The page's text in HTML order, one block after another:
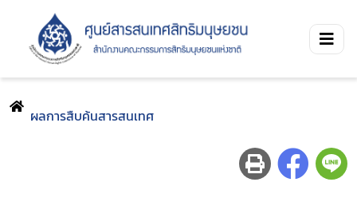
ผลการสืบค้นสารสนเทศ